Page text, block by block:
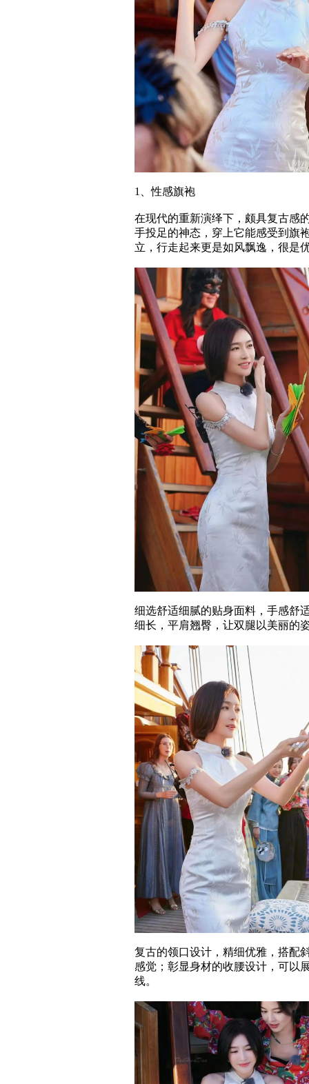
1、性感旗袍
在现代的重新演绎下，颇具复古感
手投足的神态，穿上它能感受到旗
立，行走起来更是如风飘逸，很是
细选舒适细腻的贴身面料，手感舒
细长，平肩翘臀，让双腿以美丽的
复古的领口设计，精细优雅，搭配
感觉；彰显身材的收腰设计，可以
线。